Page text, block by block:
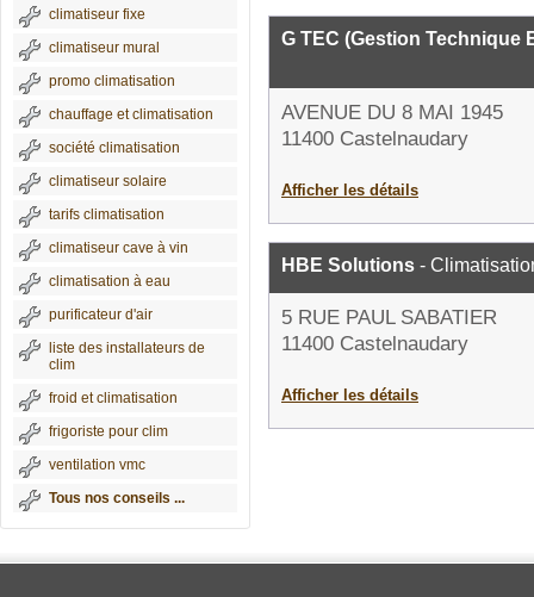
climatiseur fixe
climatiseur mural
promo climatisation
chauffage et climatisation
société climatisation
climatiseur solaire
tarifs climatisation
climatiseur cave à vin
climatisation à eau
purificateur d'air
liste des installateurs de
clim
froid et climatisation
frigoriste pour clim
ventilation vmc
Tous nos conseils ...
G TEC (Gestion Technique
AVENUE DU 8 MAI 1945
11400 Castelnaudary
Afficher les détails
HBE Solutions -
5 RUE PAUL SABATIER
11400 Castelnaudary
Afficher les détails